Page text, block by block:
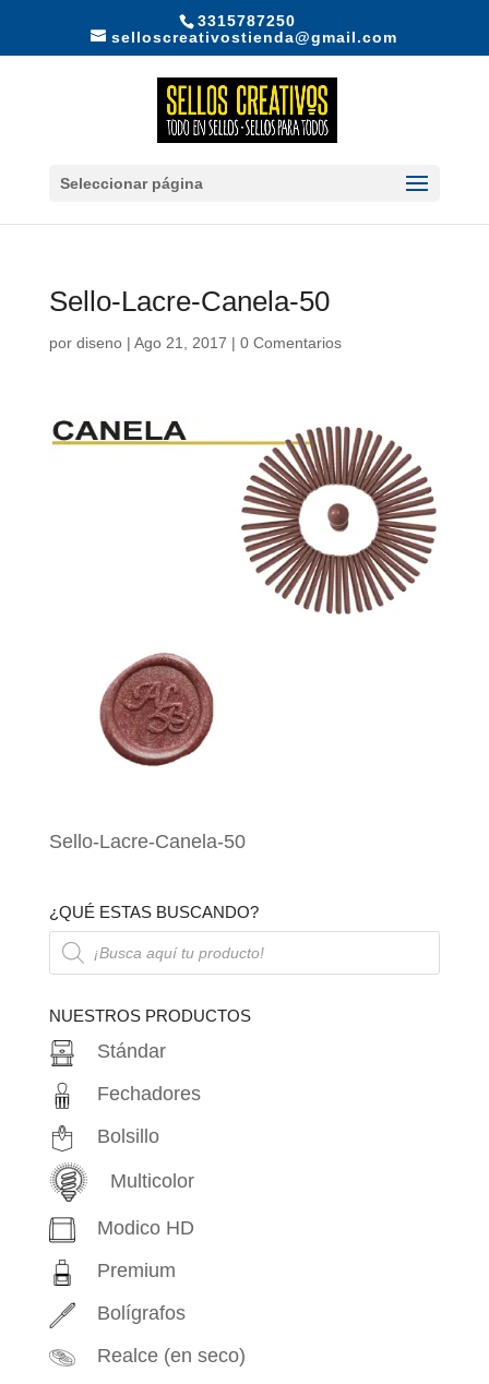
3315787250
selloscreativostienda@gmail.com
Seleccionar página
Sello-Lacre-Canela-50
por diseno| Ago 21, 2017 | 0 Comentarios
Sello-Lacre-Canela-50
¿QUÉ ESTAS BUSCANDO?
Búsqueda
de
productos
NUESTROS PRODUCTOS
Stándar
Fechadores
Bolsillo
Multicolor
Modico HD
Premium
Bolígrafos
Realce (en seco)